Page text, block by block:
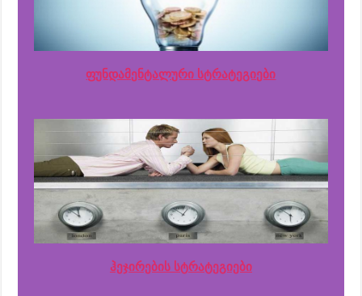
ფუნდამენტალური სტრატეგიები
ჰეჯირების სტრატეგიები